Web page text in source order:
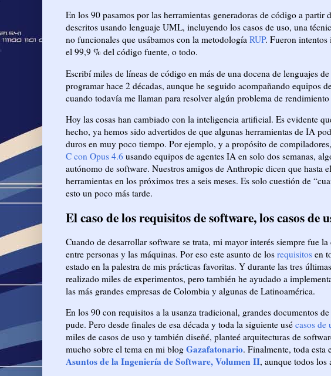
En los 90 pasamos por las herramientas generadoras de código a partir
descritos usando lenguaje UML, incluyendo los casos de uso, una
no funcionales que usábamos con la metodología RUP. Fueron intentos
el 99,9 % del código fuente, o todo.
Escribí miles de líneas de código en más de una docena de lenguajes
programar hace 2 décadas, aunque he seguido acompañando equipos
cuando todavía me llaman para resolver algún problema de rendimiento
Hoy las cosas han cambiado con la inteligencia artificial. Es evidente
hecho, ya hemos sido advertidos de que algunas herramientas de IA
duros en muy poco tiempo. Por ejemplo, y a propósito de compiladores,
C con Opus 4.6 usando equipos de agentes IA en solo dos semanas,
autónomo de software. Nuestros amigos de Anthropic dicen que hasta
herramientas en los próximos tres a seis meses. Es solo cuestión de
esto un poco más tarde.
El caso de los requisitos de software, los casos de
Cuando de desarrollar software se trata, mi mayor interés siempre fue
entre personas y las máquinas. Por eso este asunto de los requisitos en
estado en la palestra de mis prácticas favoritas. Y durante las tres
realizado miles de experimentos, pero también he ayudado a
las más grandes empresas de Colombia y algunas de Latinoamérica.
En los 90 con requisitos a la usanza tradicional, grandes documentos
pude. Pero desde finales de esa década y toda la siguiente usé casos de
miles de casos de uso y también diseñé, planteé arquitecturas de
mucho sobre el tema en mi blog Gazafatonario. Finalmente, toda
Asuntos de la Ingeniería de Software, Volumen II, aunque todos